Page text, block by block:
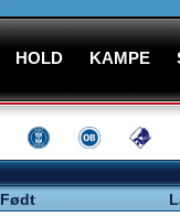
HOLD KAMPE
Født